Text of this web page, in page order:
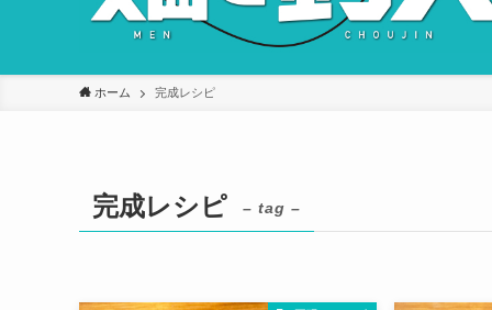
ホーム 完成レシピ
完成レシピ – tag –